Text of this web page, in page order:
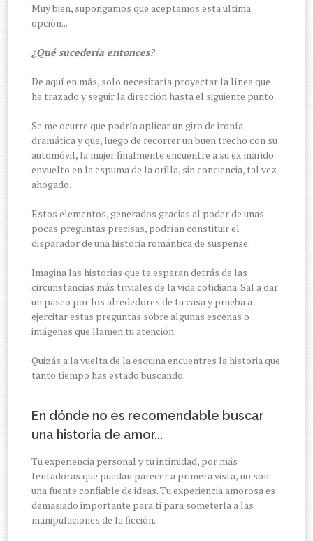
Muy bien, supongamos que aceptamos esta última
opción...
¿Qué sucedería entonces?
De aquí en más, solo necesitaría proyectar la línea que
he trazado y seguir la dirección hasta el siguiente punto.
Se me ocurre que podría aplicar un giro de ironía
dramática y que, luego de recorrer un buen trecho con su
automóvil, la mujer finalmente encuentre a su ex marido
envuelto en la espuma de la orilla, sin conciencia, tal vez
ahogado.
Estos elementos, generados gracias al poder de unas
pocas preguntas precisas, podrían constituir el
disparador de una historia romántica de suspense.
Imagina las historias que te esperan detrás de las
circunstancias más triviales de la vida cotidiana. Sal a dar
un paseo por los alrededores de tu casa y prueba a
ejercitar estas preguntas sobre algunas escenas o
imágenes que llamen tu atención.
Quizás a la vuelta de la esquina encuentres la historia que
tanto tiempo has estado buscando.
En dónde no es recomendable buscar
una historia de amor...
Tu experiencia personal y tu intimidad, por más
tentadoras que puedan parecer a primera vista, no son
una fuente confiable de ideas. Tu experiencia amorosa es
demasiado importante para ti para someterla a las
manipulaciones de la ficción.